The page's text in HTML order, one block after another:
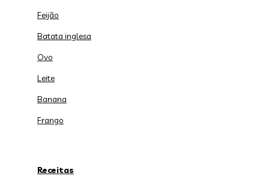
Feijão
Batata inglesa
Ovo
Leite
Banana
Frango
Receitas